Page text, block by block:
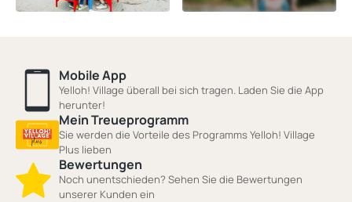
Mobile App
Yelloh! Village überall bei sich tragen. Laden Sie die App
herunter!
Mein Treueprogramm
Sie werden die Vorteile des Programms Yelloh! Village
Plus lieben
Bewertungen
Noch unentschieden? Sehen Sie die Bewertungen
unserer Kunden ein